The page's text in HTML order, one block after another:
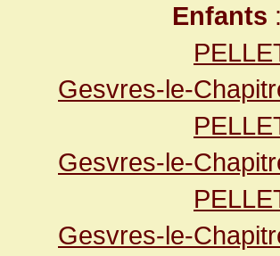
Enfants :
Gesvres-le-
Gesvres-le-
Gesvres-le-